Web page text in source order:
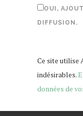
OUI,
DIFFUSION.
Ce site utilise
indésirables.
données de